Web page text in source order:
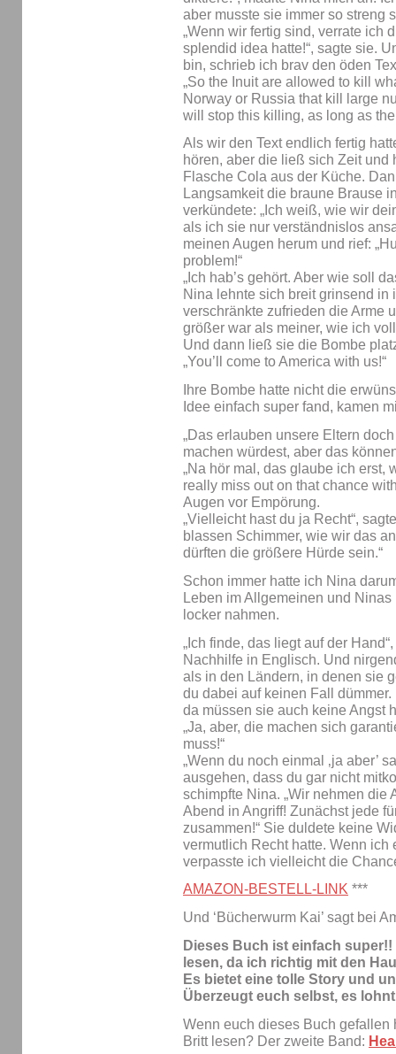
aber musste sie immer so streng
„Wenn wir fertig sind, verrate ich
splendid idea hatte!“, sagte sie.
bin, schrieb ich brav den öden
„So the Inuit are allowed to kill
Norway or Russia that kill large
will stop this killing, as long as
Als wir den Text endlich fertig
hören, aber die ließ sich Zeit
Flasche Cola aus der Küche.
Langsamkeit die braune Brause
verkündete: „Ich weiß, wie wir
als ich sie nur verständnislos
meinen Augen herum und rief:
problem!“
„Ich hab’s gehört. Aber wie soll
Nina lehnte sich breit grinsend
verschränkte zufrieden die Arme
größer war als meiner, wie ich
Und dann ließ sie die Bombe
„You’ll come to America with us!“
Ihre Bombe hatte nicht die
Idee einfach super fand, kamen
„Das erlauben unsere Eltern
machen würdest, aber das
„Na hör mal, das glaube ich erst,
really miss out on that chance
Augen vor Empörung.
„Vielleicht hast du ja Recht“,
blassen Schimmer, wie wir das
dürften die größere Hürde sein.“
Schon immer hatte ich Nina
Leben im Allgemeinen und
locker nahmen.
„Ich finde, das liegt auf der
Nachhilfe in Englisch. Und
als in den Ländern, in denen sie
du dabei auf keinen Fall
da müssen sie auch keine Angst
„Ja, aber, die machen sich
muss!“
„Wenn du noch einmal ‚ja aber’
ausgehen, dass du gar nicht
schimpfte Nina. „Wir nehmen die
Abend in Angriff! Zunächst jede
zusammen!“ Sie duldete keine
vermutlich Recht hatte. Wenn ich
verpasste ich vielleicht die
AMAZON-BESTELL-LINK ***
Und ‘Bücherwurm Kai’ sagt bei
Dieses Buch ist einfach
lesen, da ich richtig mit den
Es bietet eine tolle Story und
Überzeugt euch selbst, es
Wenn euch dieses Buch gefallen
Britt lesen? Der zweite Band: